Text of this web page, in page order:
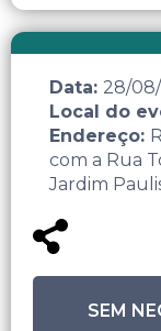
Data: 28/
Local do
Endereço:
com a Rua
Jardim
SEM